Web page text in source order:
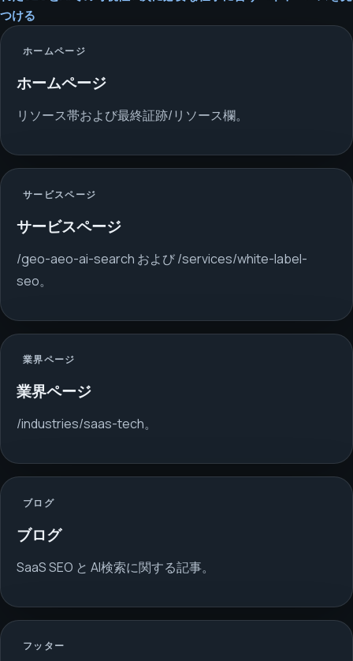
つける
ホームページ
ホームページ
リソース帯および最終証跡/リソース欄。
サービスページ
サービスページ
/geo-aeo-ai-search および /services/white-label-
seo。
業界ページ
業界ページ
/industries/saas-tech。
ブログ
ブログ
SaaS SEO と AI検索に関する記事。
フッター